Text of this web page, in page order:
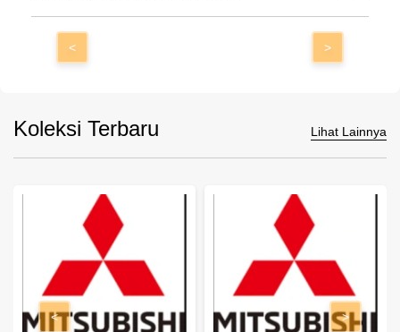
< >
Koleksi Terbaru Lihat Lainnya
< >